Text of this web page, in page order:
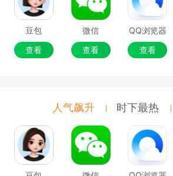
豆包
查看
微信
查看
QQ浏览器
查看
人气飙升 时下最热